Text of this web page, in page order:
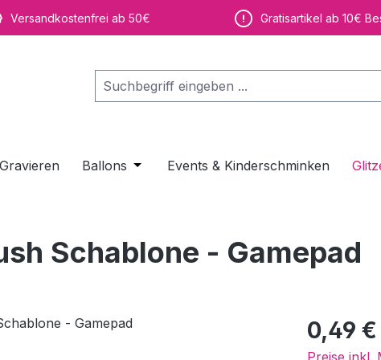
Versandkostenfrei ab 50€ Gratisartikel ab 10€
Ballons Öffne oder Schließe das Dropdown der
Events & Kinderschminken
Schablone - Gamepad
Regulärer
0,49 €
Preise inkl.